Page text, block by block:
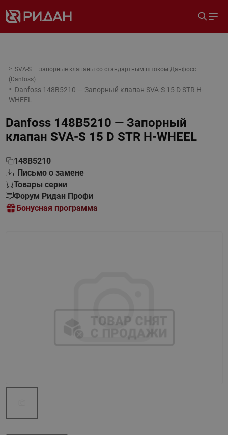
SVA-S — запорные клапаны со стандартным штоком Данфосс
(Danfoss)
Danfoss 148B5210 — Запорный клапан SVA-S 15 D STR H-
WHEEL
Danfoss 148B5210 — Запорный
клапан SVA-S 15 D STR H-WHEEL
148B5210
Письмо о замене
Товары серии
Форум Ридан Профи
Бонусная программа